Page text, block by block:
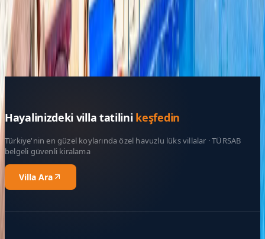
Yetişkin Sayısı
Çocuk Sayısı
Rezerve Et
Hayalinizdeki villa tatilini keşfedin
Türkiye'nin en güzel koylarında özel havuzlu lüks villalar · TÜRSAB
belgeli güvenli kiralama
Villa Ara